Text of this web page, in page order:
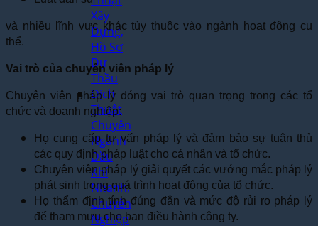
Xây
Dựng,
Hồ Sơ
Dự
Thầu
Dịch
Thuật
Chuyên
Ngành
Dầu
Khí
Nhanh,
Chuyên
Nghiệp
và nhiều lĩnh vực khác tùy thuộc vào ngành hoạt động cụ
thể.
Vai trò của chuyên viên pháp lý
Chuyên viên pháp lý đóng vai trò quan trọng trong các tổ
chức và doanh nghiệp:
Họ cung cấp tư vấn pháp lý và đảm bảo sự tuân thủ
các quy định pháp luật cho cá nhân và tổ chức.
Chuyên viên pháp lý giải quyết các vướng mắc pháp lý
phát sinh trong quá trình hoạt động của tổ chức.
Họ thẩm định tính đúng đắn và mức độ rủi ro pháp lý
để tham mưu cho ban điều hành công ty.